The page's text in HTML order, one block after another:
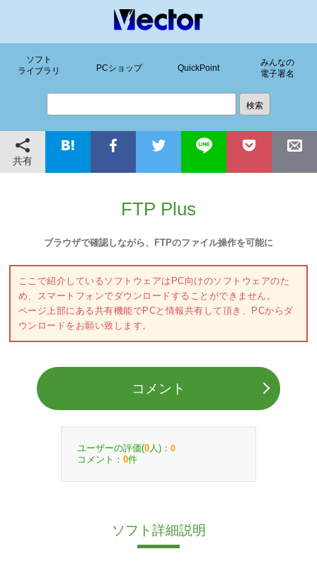
ソフト
ライブラリ
PCショップ QuickPoint
みんなの
電子署名
共有
FTP Plus
ブラウザで確認しながら、FTPのファイル操作を可能に
ここで紹介しているソフトウェアはPC向けのソフトウェアのた
め、スマートフォンでダウンロードすることができません。
ページ上部にある共有機能でPCと情報共有して頂き、PCからダ
ウンロードをお願い致します。
コメント
ユーザーの評価(0 人)： 0
コメント： 0件
ソフト詳細説明